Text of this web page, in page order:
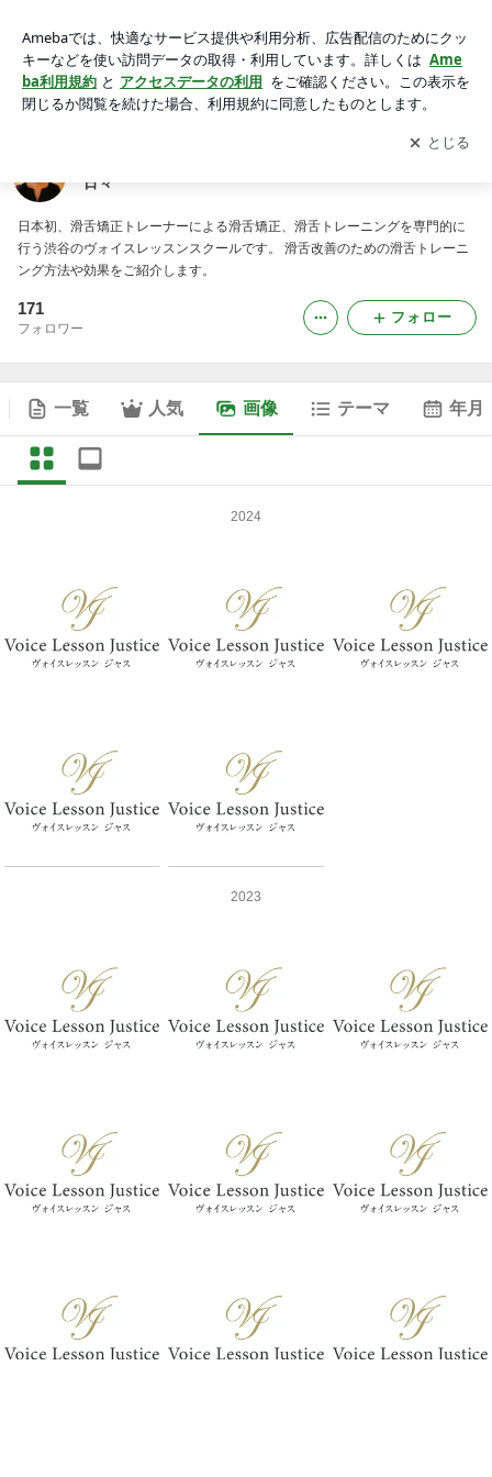
アプリをダウンロードして ブログの更新通知
を受け取りまし
ょう。
開く
日々
日本初、滑舌矯正トレーナーによる滑舌矯正、滑舌トレーニングを専門的に
行う渋谷のヴォイスレッスンスクールです。 滑舌改善のための滑舌トレーニ
ング方法や効果をご紹介します。
171
フォロワー
フォロー
一覧 人気 画像 テーマ 年月
2024
2023